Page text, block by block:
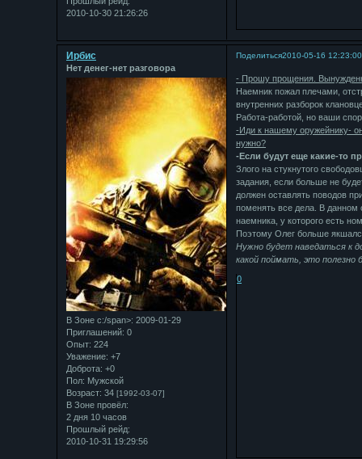
2010-10-30 21:26:26
Поделиться2010-05-16 12:23:00
Ирбис
Нет денег-нет разговора
В Зоне с:/span>: 2009-01-29
Приглашений: 0
Опыт: 224
Уважение: +7
Доброта: +0
Пол: Мужской
Возраст: 34 [1992-03-07]
В Зоне провёл:
2 дня 10 часов
Прошлый рейд:
2010-10-31 19:29:56
- Прошу прощения.
Наемник пожал плечами,
внутренних разборок
Работа-работой, но ваши
-Иди к нашему оружейнику-
нужно?
-Если будут еще какие-то
Злого на стукнутого
задания, если больше не
должен оставлять поводов
поменять все дела. В данном
наемника, у которого есть
Поэтому Олег больше
Нужно будет наведаться к
какой поймать, это
0